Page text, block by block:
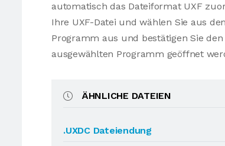
automatisch das Dateiformat UXF
Ihre UXF-Datei und wählen Sie aus
Programm aus und bestätigen Sie
ausgewählten Programm geöffnet
ÄHNLICHE DATEIEN
.UXDC Dateiendung